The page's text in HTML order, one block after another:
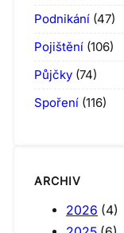
Podnikání (47)
Pojištění (106)
Půjčky (74)
Spoření (116)
ARCHIV
2026 (4)